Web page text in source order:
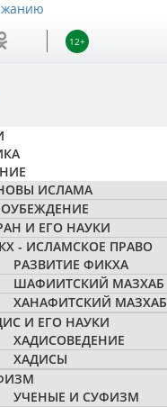
12+
ИСЛАМА
И ЕГО НАУКИ
- ИСЛАМСКОЕ ПРАВО
РАЗВИТИЕ ФИКХА
ШАФИИТСКИЙ МАЗХАБ
ХАНАФИТСКИЙ МАЗХАБ
И ЕГО НАУКИ
ХАДИСОВЕДЕНИЕ
ХАДИСЫ
УЧЕНЫЕ И СУФИЗМ